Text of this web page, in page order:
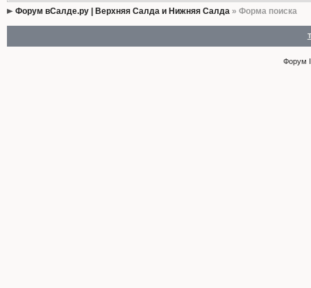
Форум вСалде.ру | Верхняя Салда и Нижняя Салда» Форма поиска
Форум